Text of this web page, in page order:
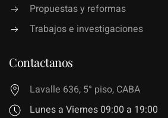
Propuestas y reformas
Trabajos e investigaciones
Contactanos
Lavalle 636, 5° piso, CABA
Lunes a Viernes 09:00 a 19:00